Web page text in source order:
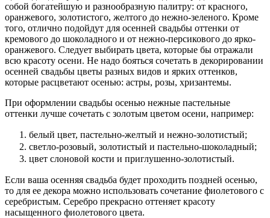
собой богатейшую и разнообразную палитру: от красного,
оранжевого, золотистого, желтого до нежно-зеленого. Кроме
того, отлично подойдут для осенней свадьбы оттенки от
кремового до шоколадного и от нежно-персикового до ярко-
оранжевого. Следует выбирать цвета, которые бы отражали
всю красоту осени. Не надо бояться сочетать в декорировании
осенней свадьбы цветы разных видов и ярких оттенков,
которые расцветают осенью: астры, розы, хризантемы.
При оформлении свадьбы осенью нежные пастельные
оттенки лучше сочетать с золотым цветом осени, например:
белый цвет, пастельно-желтый и нежно-золотистый;
светло-розовый, золотистый и пастельно-шоколадный;
цвет слоновой кости и приглушенно-золотистый.
Если ваша осенняя свадьба будет проходить поздней осенью,
то для ее декора можно использовать сочетание фиолетового с
серебристым. Серебро прекрасно оттеняет красоту
насыщенного фиолетового цвета.